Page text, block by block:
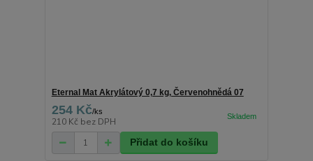
Eternal Mat Akrylátový 0,7 kg, Červenohnědá 07
254 Kč/ks
210 Kč bez DPH
Přidat do košíku